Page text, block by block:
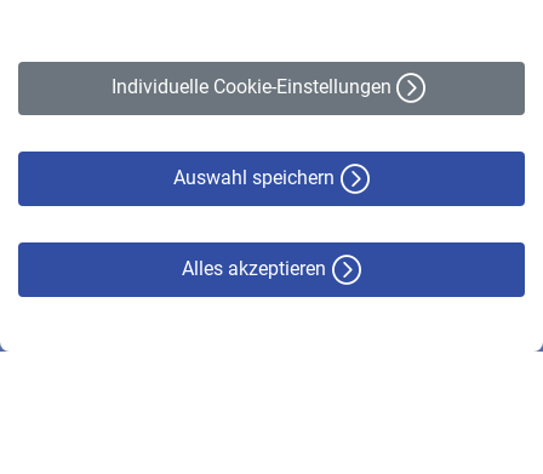
Individuelle Cookie-Einstellungen
Auswahl speichern
Alles akzeptieren
Erklärung zur Barrierefreiheit
© VBL 2026